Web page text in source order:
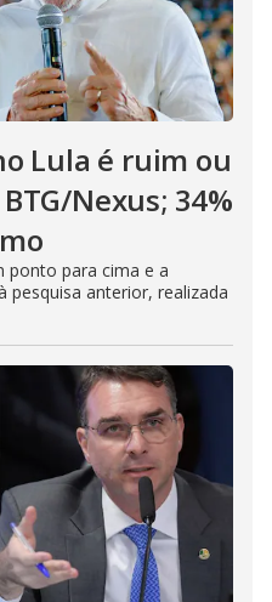
Lula é ruim ou
Nexus; 34%
ponto para cima e a
pesquisa anterior, realizada